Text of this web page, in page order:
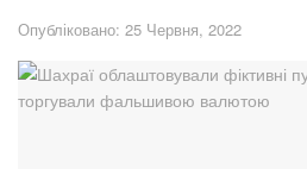
Опубліковано: 25 Червня, 2022